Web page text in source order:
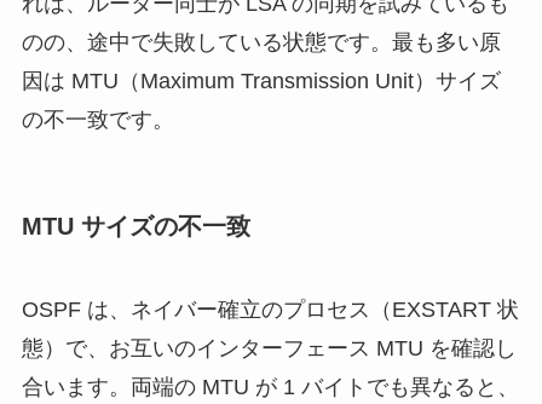
のの、途中で失敗している状態です。最も多い原
因は MTU（Maximum Transmission Unit）サイズ
の不一致です。
MTU サイズの不一致
OSPF は、ネイバー確立のプロセス（EXSTART 状
態）で、お互いのインターフェース MTU を確認し
合います。両端の MTU が 1 バイトでも異なると、